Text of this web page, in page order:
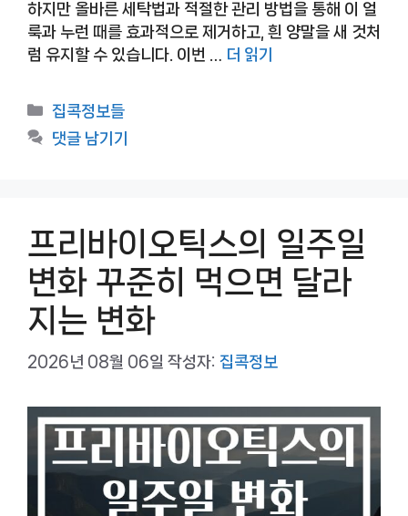
하지만 올바른 세탁법과 적절한 관리 방법을 통해 이 얼
룩과 누런 때를 효과적으로 제거하고, 흰 양말을 새 것처
럼 유지할 수 있습니다. 이번 …
더 읽기
카
테
집콕정보들
댓글 남기기
프리바이오틱스의 일주일
변화 꾸준히 먹으면 달라
지는 변화
2026년 08월 06일 작성자: 집콕정보